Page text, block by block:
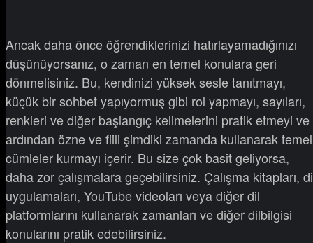
Ancak daha önce öğrendiklerinizi hatırlayamadığınızı
düşünüyorsanız, o zaman en temel konulara geri
dönmelisiniz. Bu, kendinizi yüksek sesle tanıtmayı,
küçük bir sohbet yapıyormuş gibi rol yapmayı, sayıları,
renkleri ve diğer başlangıç ​​kelimelerini pratik etmeyi ve
ardından özne ve fiili şimdiki zamanda kullanarak temel
cümleler kurmayı içerir. Bu size çok basit geliyorsa,
daha zor çalışmalara geçebilirsiniz. Çalışma kitapları,
uygulamaları, YouTube videoları veya diğer dil
platformlarını kullanarak zamanları ve diğer dilbilgisi
konularını pratik edebilirsiniz.